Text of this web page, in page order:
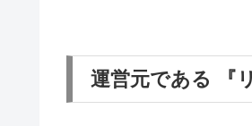
運営元である 『